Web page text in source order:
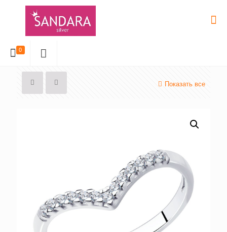
0
Показать все